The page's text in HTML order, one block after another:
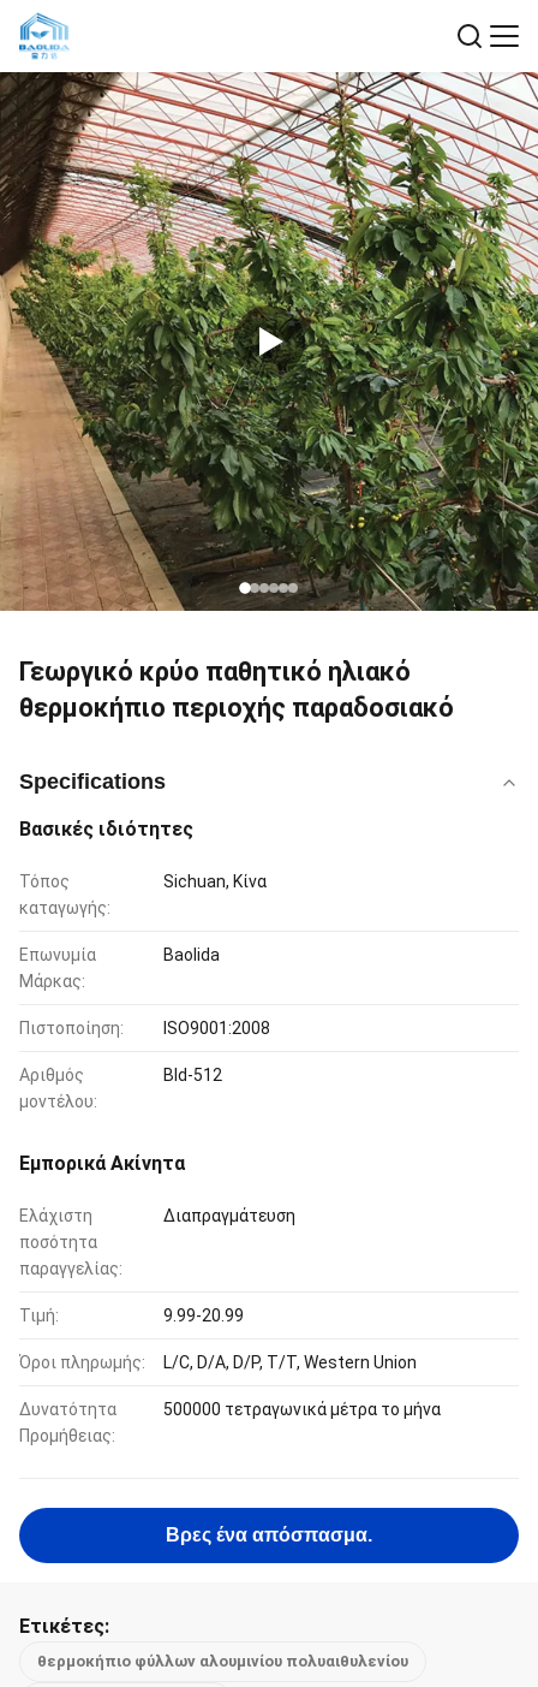
Γεωργικό κρύο παθητικό ηλιακό
θερμοκήπιο περιοχής παραδοσιακό
Specifications
Βασικές ιδιότητες
Τόπος
καταγωγής:
Sichuan, Κίνα
Επωνυμία
Μάρκας:
Baolida
Πιστοποίηση: ISO9001:2008
Αριθμός
μοντέλου:
Bld-512
Εμπορικά Ακίνητα
Ελάχιστη
ποσότητα
παραγγελίας:
Διαπραγμάτευση
Τιμή: 9.99-20.99
Όροι πληρωμής: L/C, D/A, D/P, T/T, Western Union
Δυνατότητα
Προμήθειας:
500000 τετραγωνικά μέτρα το μήνα
Βρες ένα απόσπασμα.
Ετικέτες:
θερμοκήπιο φύλλων αλουμινίου πολυαιθυλενίου